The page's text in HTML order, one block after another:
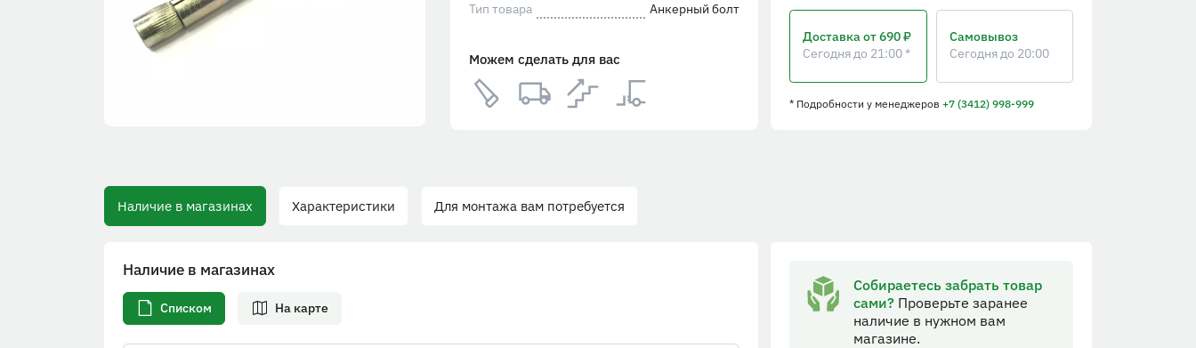
Тип товара
Анкерный болт
Можем сделать для вас
Доставкаот 690 ₽
Сегодня до 21:00 *
Самовывоз
Сегодня до 20:00
* Подробностиу менеджеров+7 (3412) 998-999
Наличие в магазинах Характеристики Для монтажа вам потребуется
Наличие в магазинах
Списком На карте
Собираетесь забрать товар
сами?Проверьте заранее
наличие в нужном вам
магазине.